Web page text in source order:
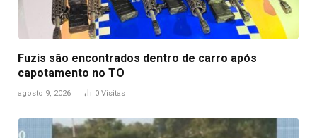
Fuzis são encontrados dentro de carro após
capotamento no TO
agosto 9, 2026 0 Visitas